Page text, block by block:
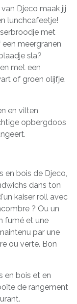
Djeco maak jij
lunchcafeetje!
met
meergranen
sla?
met een
of groen olijfje.
en vilten
opbergdoos
en bois de Djeco,
dans ton
kaiser roll avec
? Ou un
fumé et une
par une
ou verte. Bon
en bois et en
de rangement